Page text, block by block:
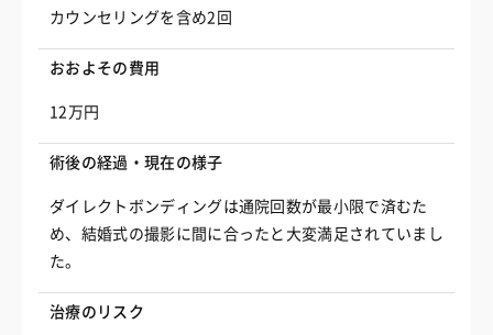
カウンセリングを含め2回
おおよその費用
12万円
術後の経過・現在の様子
ダイレクトボンディングは通院回数が最小限で済むた
め、結婚式の撮影に間に合ったと大変満足されていまし
た。
治療のリスク